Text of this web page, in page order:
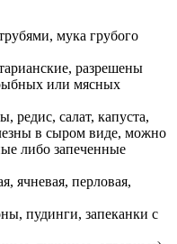
мука грубого
разрешены
или мясных
редис, салат, капуста,
в сыром виде, можно
либо запеченные
ячневая, перловая,
пудинги, запеканки с